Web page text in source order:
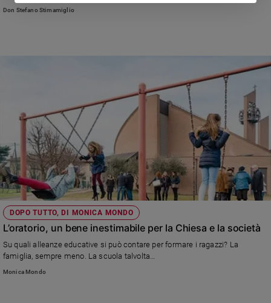
Don Stefano Stimamiglio
DOPO TUTTO, DI MONICA MONDO
L’oratorio, un bene inestimabile per la Chiesa e la società
Su quali alleanze educative si può contare per formare i ragazzi? La
famiglia, sempre meno. La scuola talvolta…
Monica Mondo